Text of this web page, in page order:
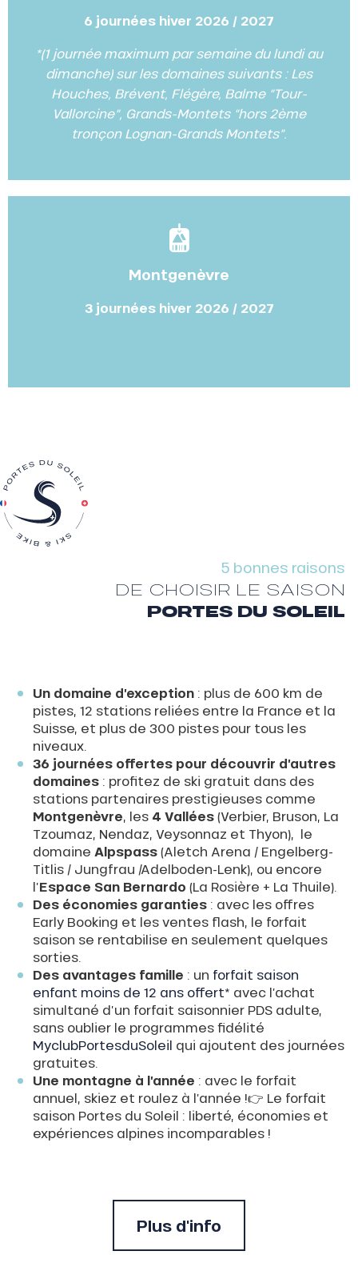
6 journées hiver 2026 / 2027
*(1 journée maximum par semaine du lundi au
dimanche) sur les domaines suivants : Les
Houches, Brévent, Flégère, Balme “Tour-
Vallorcine“, Grands-Montets “hors 2ème
tronçon Lognan-Grands Montets”.
Montgenèvre
3 journées hiver 2026 / 2027
5 bonnes raisons
DE CHOISIR LE SAISON
PORTES DU SOLEIL
Un domaine d’exception: plus de 600 km de
pistes, 12 stations reliées entre la France et la
Suisse, et plus de 300 pistes pour tous les
niveaux.
36 journées offertes pour découvrir d’autres
domaines: profitez de ski gratuit dans des
stations partenaires prestigieuses comme
Montgenèvre, les 4 Vallées(Verbier, Bruson, La
Tzoumaz, Nendaz, Veysonnaz et Thyon), le
domaine Alpspass(Aletch Arena / Engelberg-
Titlis / Jungfrau /Adelboden-Lenk), ou encore
l’Espace San Bernardo (La Rosière + La Thuile).
Des économies garanties: avec les offres
Early Booking et les ventes flash, le forfait
saison se rentabilise en seulement quelques
sorties.
Des avantages famille : un forfait saison
enfant moins de 12 ans offert* avec l’achat
simultané d’un forfait saisonnier PDS adulte,
sans oublier le programmes fidélité
MyclubPortesduSoleil qui ajoutent des journées
gratuites.
Une montagne à l’année : avec le forfait
annuel, skiez et roulez à l’année !👉 Le forfait
saison Portes du Soleil : liberté, économies et
expériences alpines incomparables !
Plus d'info